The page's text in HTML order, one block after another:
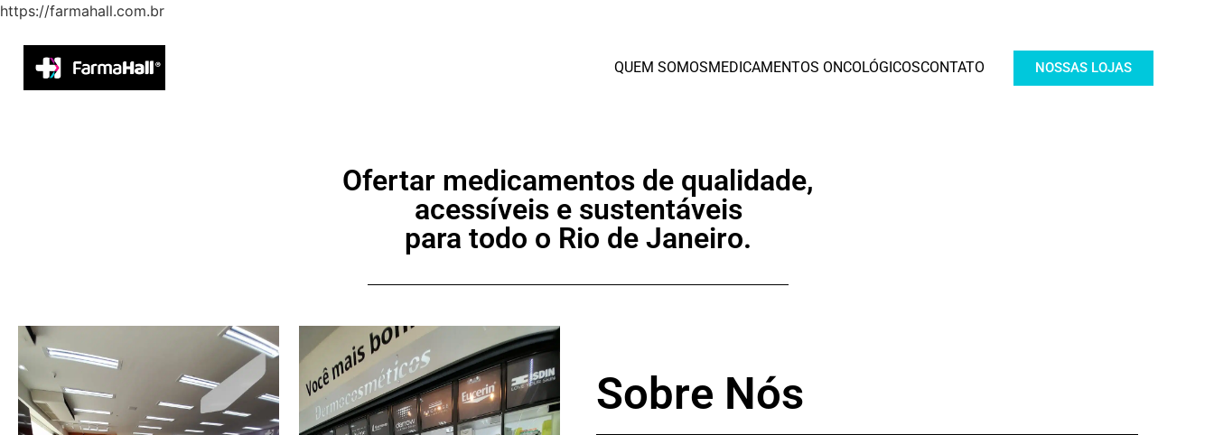
https://farmahall.com.br
QUEM SOMOSMEDICAMENTOS ONCOLÓGICOSCONTATO NOSSAS LOJAS
Ofertar medicamentos de qualidade,
acessíveis e sustentáveis
para todo o Rio de Janeiro.
Sobre Nós